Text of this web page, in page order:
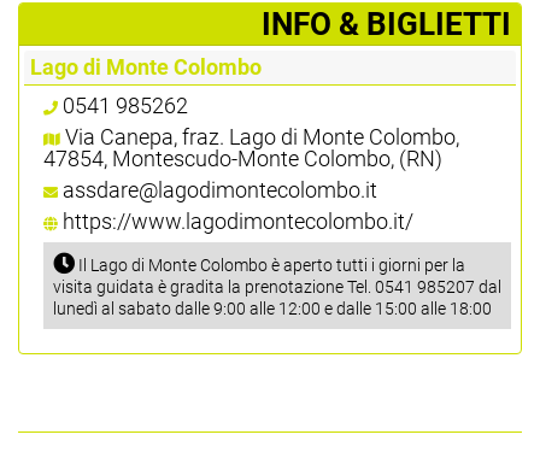
­INFO & BIGLIETTI
Lago di Monte Colombo
0541 985262
Via Canepa, fraz. Lago di Monte Colombo,
47854, Montescudo-Monte Colombo, (RN)
assdare@lagodimontecolombo.it
https://www.lagodimontecolombo.it/
Il Lago di Monte Colombo è aperto tutti i giorni per la
visita guidata è gradita la prenotazione Tel. 0541 985207 dal
lunedì al sabato dalle 9:00 alle 12:00 e dalle 15:00 alle 18:00